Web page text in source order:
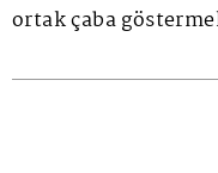
ortak çaba